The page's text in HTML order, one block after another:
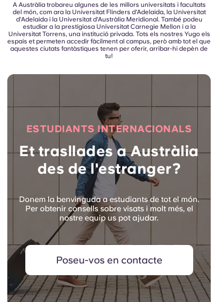
A Austràlia trobareu algunes de les millors universitats i facultats
del món, com ara la Universitat Flinders d'Adelaida, la Universitat
d'Adelaida i la Universitat d'Austràlia Meridional. També podeu
estudiar a la prestigiosa Universitat Carnegie Mellon i a la
Universitat Torrens, una institució privada. Tots els nostres Yugo els
espais et permeten accedir fàcilment al campus, però amb tot el que
aquestes ciutats fantàstiques tenen per oferir, arribar-hi depèn de
tu!
ESTUDIANTS INTERNACIONALS
Et trasllades a Austràlia
des de l'estranger?
Donem la benvinguda a estudiants de tot el món.
Per obtenir consells sobre visats i molt més, el
nostre equip us pot ajudar.
Poseu-vos en contacte